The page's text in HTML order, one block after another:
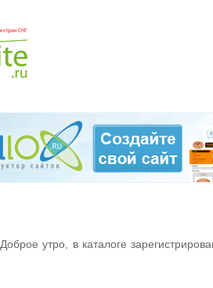
Доброе утро, в каталоге